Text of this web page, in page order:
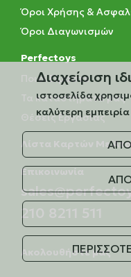
Όροι Χρήσης &
Όροι Διαγωνισμών
Perfectoys
Ποιοί Είμαστε
Τα καταστήματά μας
Θέσεις Εργασίας
Λίστα Καρτών Με
Eπικοινωνία
Ακολουθήστε μας
Διαχείριση
ιστοσελίδα
καλύτερη